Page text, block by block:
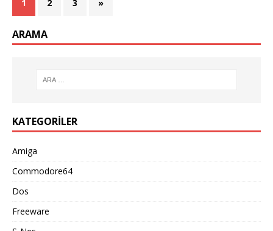
1 2 3 »
ARAMA
KATEGORILER
Amiga
Commodore64
Dos
Freeware